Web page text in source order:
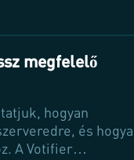
hagyd ki a lehet?
megfelelő
hogyan
és
A Votifier